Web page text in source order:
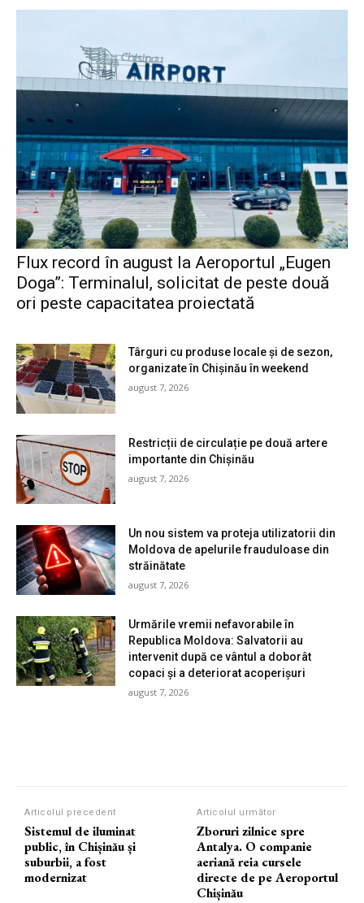
Flux record în august la Aeroportul „Eugen
Doga”: Terminalul, solicitat de peste două
ori peste capacitatea proiectată
Târguri cu produse locale și de sezon,
organizate în Chișinău în weekend
august 7, 2026
Restricții de circulație pe două artere
importante din Chișinău
august 7, 2026
Un nou sistem va proteja utilizatorii din
Moldova de apelurile frauduloase din
străinătate
august 7, 2026
Urmările vremii nefavorabile în
Republica Moldova: Salvatorii au
intervenit după ce vântul a doborât
copaci și a deteriorat acoperișuri
august 7, 2026
Articolul precedent
Sistemul de iluminat
public, în Chișinău și
suburbii, a fost
modernizat
Articolul următor
Zboruri zilnice spre
Antalya. O companie
aeriană reia cursele
directe de pe Aeroportul
Chișinău